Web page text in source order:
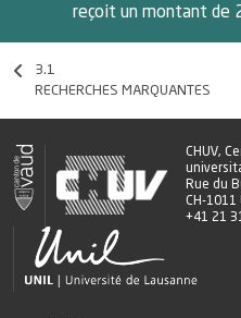
reçoit un montant de
3.1
RECHERCHES MARQUANTES
CHUV,
Rue du
CH-1011
+41 21